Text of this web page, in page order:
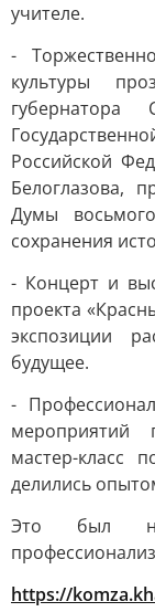
учителе.
-
культуры
Российской
Белоглазова,
Думы
сохранения
- Концерт и
проекта
экспозиции
будущее.
-
мероприятий
мастер-класс
делились
Это был
https://